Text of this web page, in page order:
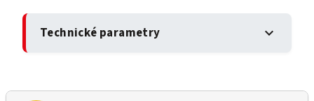
Technické parametry expand_more